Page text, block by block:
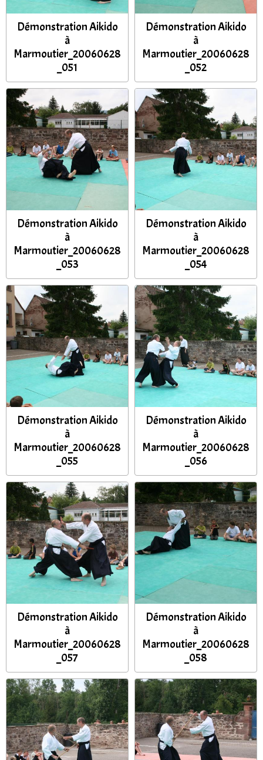
Démonstration Aikido
à
Marmoutier_20060628
_051
Démonstration Aikido
à
Marmoutier_20060628
_052
Démonstration Aikido
à
Marmoutier_20060628
_053
Démonstration Aikido
à
Marmoutier_20060628
_054
Démonstration Aikido
à
Marmoutier_20060628
_055
Démonstration Aikido
à
Marmoutier_20060628
_056
Démonstration Aikido
à
Marmoutier_20060628
_057
Démonstration Aikido
à
Marmoutier_20060628
_058